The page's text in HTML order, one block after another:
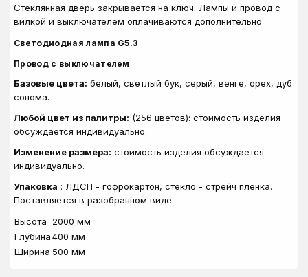
Стеклянная дверь закрывается на ключ. Лампы и провод с
вилкой и выключателем оплачиваются дополнительно
Светодиодная лампа G5.3
Провод с выключателем
Базовые цвета: белый, светлый бук, серый, венге, орех, дуб
сонома.
Любой цвет из палитры: (256 цветов): стоимость изделия
обсуждается индивидуально.
Изменение размера: стоимость изделия обсуждается
индивидуально.
Упаковка : ЛДСП - гофрокартон, стекло - стрейч пленка.
Поставляется в разобранном виде.
Высота
2000 мм
Глубина400 мм
Ширина 500 мм